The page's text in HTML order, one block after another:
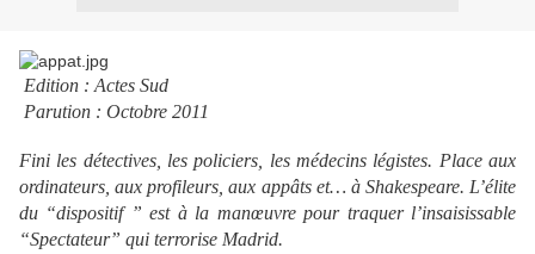
Edition : Actes Sud
Parution : Octobre 2011
Fini les détectives, les policiers, les médecins légistes. Place aux
ordinateurs, aux profileurs, aux appâts et… à Shakespeare. L’élite
du “dispositif ” est à la manœuvre pour traquer l’insaisissable
“Spectateur” qui terrorise Madrid.